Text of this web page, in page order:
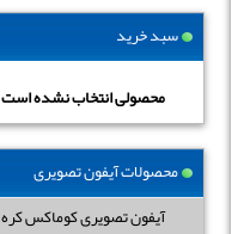
سبد خرید
محصولی انتخاب نشده است
محصولات آیفون تصویری
آیفون تصویری کوماکس کره